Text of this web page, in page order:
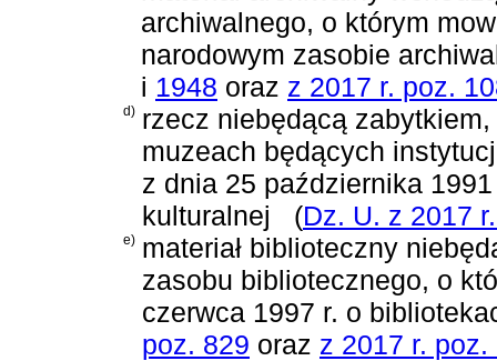
archiwalnego, o którym
narodowym zasobie
i 1948 oraz z 2017 r. poz.
d) rzecz niebędącą
muzeach będących
z dnia 25 października
kulturalnej
(Dz. U. z 2017
e) materiał biblioteczny
zasobu bibliotecznego, o
czerwca 1997 r. o
poz. 829 oraz z 2017 r. poz.